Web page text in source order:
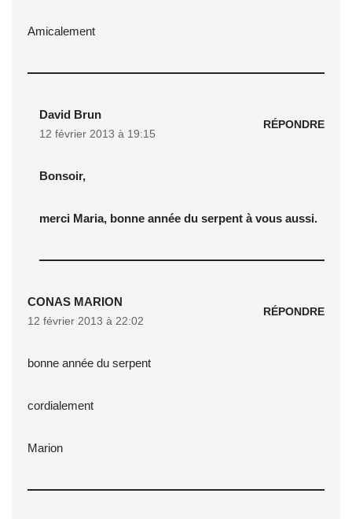
Amicalement
David Brun
12 février 2013 à 19:15
RÉPONDRE
Bonsoir,
merci Maria, bonne année du serpent à vous aussi.
CONAS MARION
12 février 2013 à 22:02
RÉPONDRE
bonne année du serpent
cordialement
Marion